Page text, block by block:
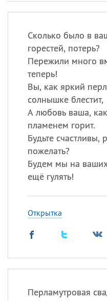
Сколько было в
горестей, потерь?
Пережили много
теперь!
Вы, как яркий
солнышке блестит,
А любовь ваша,
пламенем горит.
Будьте
пожелать?
Будем мы на
ещё гулять!
Открытка
Перламутровая